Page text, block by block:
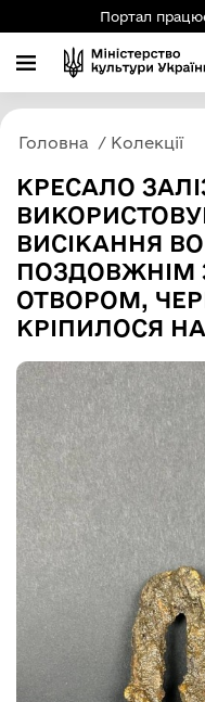
Портал
Головна Колекції
КРЕСАЛО
ВИСІКАННЯ
ПОЗДОВЖНІМ
ОТВОРОМ,
КРІПИЛОСЯ НА